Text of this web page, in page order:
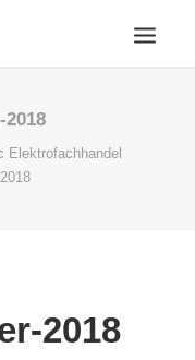
Elektrofachhandel
2018